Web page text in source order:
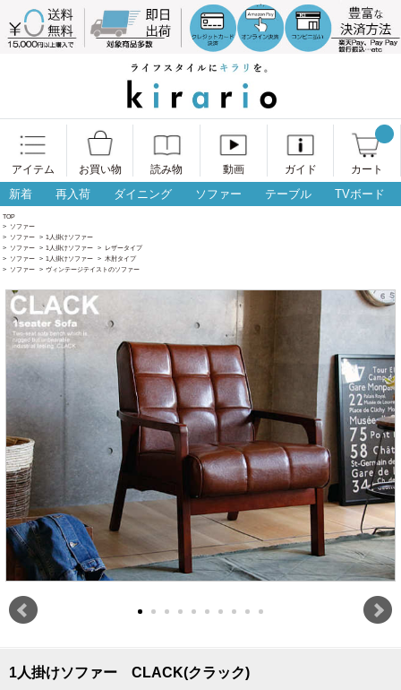
アイテム お買い物 読み物 動画 ガイド カート
新着 再入荷 ダイニング ソファー テーブル TVボード
TOP
> ソファー
> ソファー > 1人掛けソファー
> ソファー > 1人掛けソファー > レザータイプ
> ソファー > 1人掛けソファー > 木肘タイプ
> ソファー > ヴィンテージテイストのソファー
1人掛けソファー CLACK(クラック)